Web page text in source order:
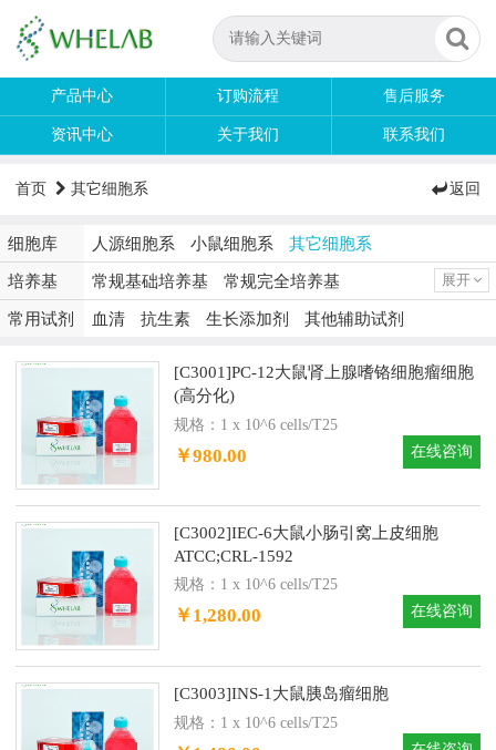
产品中心 订购流程 售后服务
资讯中心 关于我们 联系我们
首页 其它细胞系 返回
细胞库 人源细胞系 小鼠细胞系 其它细胞系
展开
培养基 常规基础培养基
常规完全培养基
细胞系专用培养基
特殊培养基 无血清培养基
常用试剂 血清 抗生素 生长添加剂 其他辅助试剂
[C3001]PC-12大鼠肾上腺嗜铬细胞瘤细胞
(高分化)
规格：1 x 10^6 cells/T25
￥980.00 在线咨询
[C3002]IEC-6大鼠小肠引窝上皮细胞
ATCC;CRL-1592
规格：1 x 10^6 cells/T25
￥1,280.00 在线咨询
[C3003]INS-1大鼠胰岛瘤细胞
规格：1 x 10^6 cells/T25